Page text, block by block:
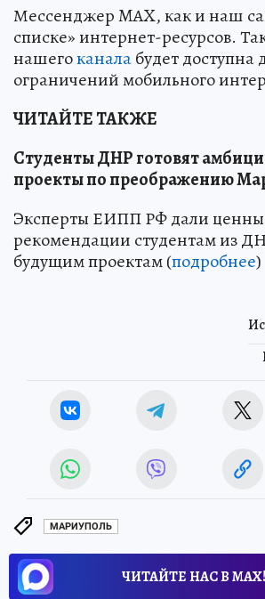
Мессенджер MAX, как и наш
списке» интернет-ресурсов.
нашегоканалабудет
ограничений мобильного
ЧИТАЙТЕ ТАКЖЕ
Студенты ДНР готовят
проекты по преображению
Эксперты ЕИПП РФ дали
рекомендации студентам из
будущим проектам (подробнее)
МАРИУПОЛЬ
ЧИТАЙТЕ НАС В МАХ!